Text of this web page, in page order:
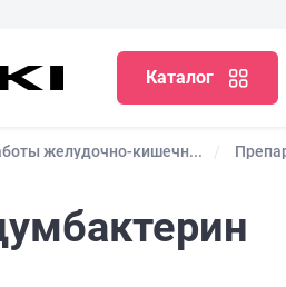
Каталог
желудочно-кишечн...